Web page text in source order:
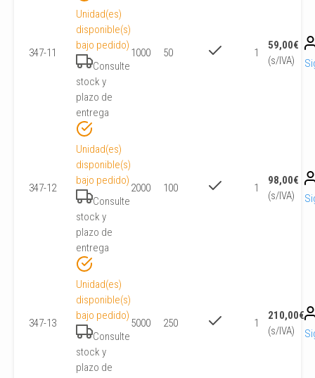
347-11
Unidad(es)
disponible(s)
bajo pedido)
Consulte
stock y
plazo de
entrega
1000 50 1
59,00€
(s/IVA)
347-12
Unidad(es)
disponible(s)
bajo pedido)
Consulte
stock y
plazo de
entrega
2000 100 1
98,00€
(s/IVA)
347-13
Unidad(es)
disponible(s)
bajo pedido)
Consulte
stock y
plazo de
5000 250 1
210,00€
(s/IVA)